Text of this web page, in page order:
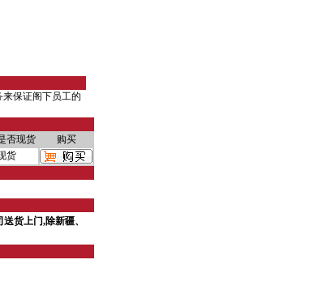
保证阁下员工的
否现货
购买
货
货上门,除新疆、